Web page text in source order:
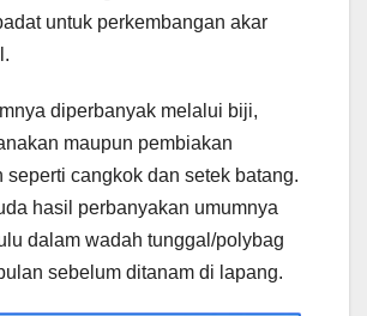
untuk perkembangan akar
diperbanyak melalui biji,
maupun pembiakan
seperti cangkok dan setek batang.
hasil perbanyakan umumnya
dalam wadah tunggal/polybag
sebelum ditanam di lapang.